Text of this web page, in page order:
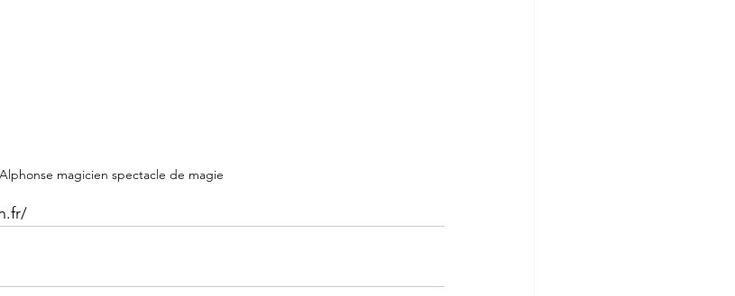
Alphonse magicien spectacle de magie